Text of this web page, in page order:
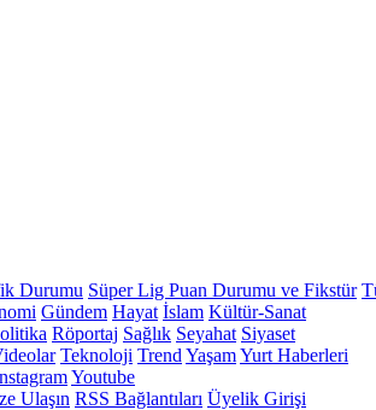
Durumu Süper Lig Puan Durumu ve Fikstür
Gündem Hayat İslam Kültür-Sanat
Röportaj Sağlık Seyahat Siyaset
Teknoloji Trend YaşamYurt Haberleri
Youtube
Ulaşın RSS Bağlantıları Üyelik Girişi